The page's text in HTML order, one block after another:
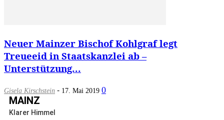
Neuer Mainzer Bischof Kohlgraf legt
Treueeid in Staatskanzlei ab –
Unterstützung...
Gisela Kirschstein - 17. Mai 2019 0
MAINZ
Klarer Himmel